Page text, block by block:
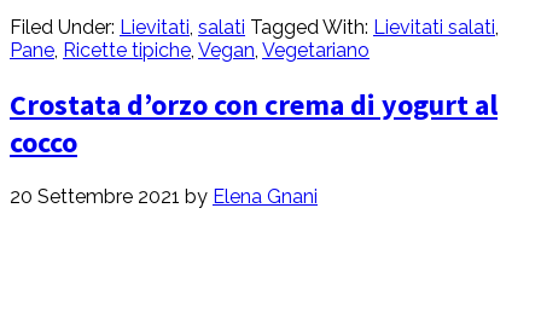
Filed Under: Lievitati salati Tagged With: Lievitati salati
Pane Ricette tipiche Vegan Vegetariano
Crostata d’orzo con crema di yogurt al
cocco
20 Settembre 2021 by Elena Gnani